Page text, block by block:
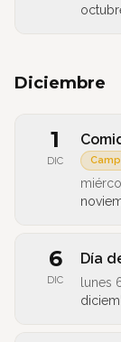
Diciembre
1
DIC
6
DIC
Día
lunes